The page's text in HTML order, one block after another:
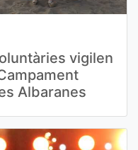
vigilen
Albaranes